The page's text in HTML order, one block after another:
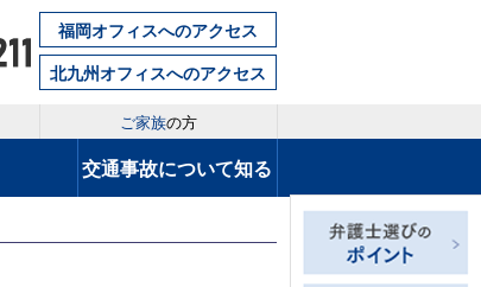
福岡オフィスへのアクセス
北九州オフィスへのアクセス
ご家族の方
交通事故について知る